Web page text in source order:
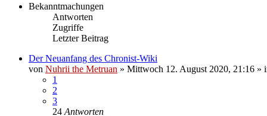
Bekanntmachungen
Antworten
Zugriffe
Letzter Beitrag
Der Neuanfang des Chronist-Wiki
von Nuhrii the Metruan » Mittwoch 12. August 2020, 21:16 »
1
2
3
24 Antworten